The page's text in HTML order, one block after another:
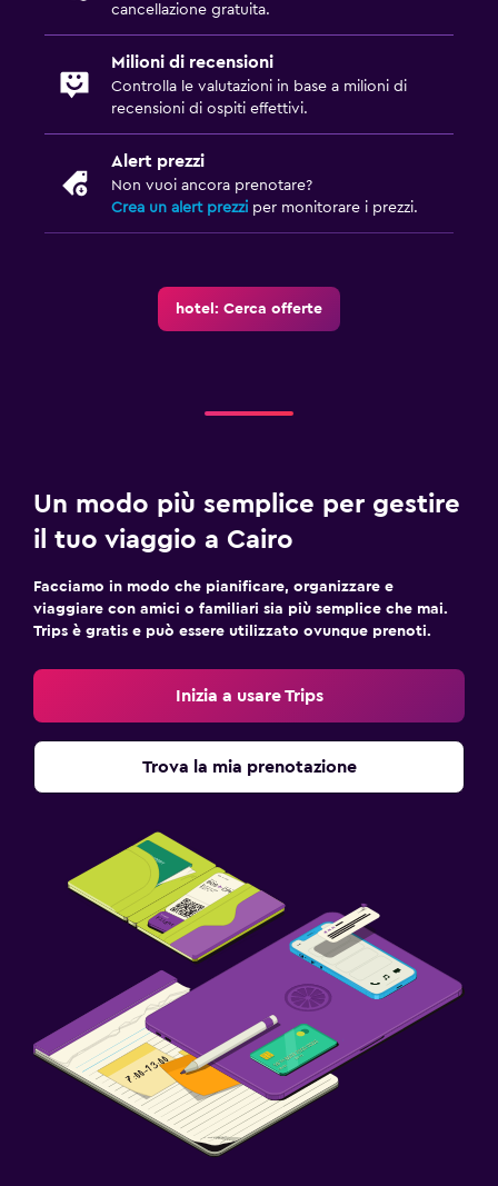
cancellazione gratuita.
Milioni di recensioni
Controlla le valutazioni in base a milioni di
recensioni di ospiti effettivi.
Alert prezzi
Non vuoi ancora prenotare?
Crea un alert prezzi per monitorare i prezzi.
hotel: Cerca offerte
Un modo più semplice per gestire
il tuo viaggio a Cairo
Facciamo in modo che pianificare, organizzare e
viaggiare con amici o familiari sia più semplice che mai.
Trips è gratis e può essere utilizzato ovunque prenoti.
Inizia a usare Trips
Trova la mia prenotazione